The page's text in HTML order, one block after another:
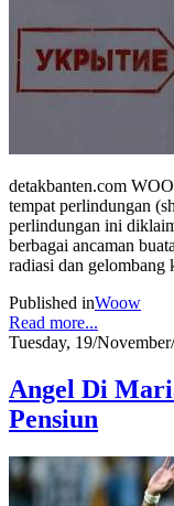
detakbanten.com
tempat perlindungan
perlindungan ini
berbagai ancaman
radiasi dan gelombang
Published inWoow
Read more...
Tuesday, 19/
Angel Di
Pensiun